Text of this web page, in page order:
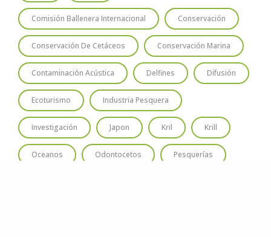
Comisión Ballenera Internacional Conservación
Conservación De Cetáceos Conservación Marina
Contaminación Acústica Delfines Difusión
Ecoturismo Industria Pesquera
Investigación Japon Kril Krill
Oceanos Odontocetos Pesquerías